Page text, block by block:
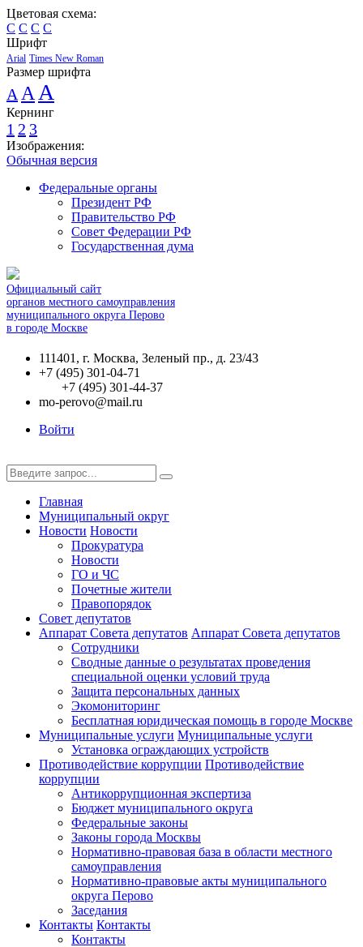
Цветовая схема:
C C C C
Шрифт
Arial Times New Roman
Размер шрифта
A A A
Кернинг
1 2 3
Изображения:
Обычная версия
Федеральные органы
Президент РФ
Правительство РФ
Совет Федерации РФ
Государственная дума
Официальный сайт
органов местного самоуправления
муниципального округа Перово
в городе Москве
111401, г. Москва, Зеленый пр., д. 23/43
+7 (495) 301-04-71
+7 (495) 301-44-37
mo-perovo@mail.ru
Войти
Главная
Муниципальный округ
Новости Новости
Прокуратура
Новости
ГО и ЧС
Почетные жители
Правопорядок
Совет депутатов
Аппарат Совета депутатов Аппарат Совета депутатов
Сотрудники
Сводные данные о результатах проведения
специальной оценки условий труда
Защита персональных данных
Экомониторинг
Бесплатная юридическая помощь в городе Москве
Муниципальные услуги Муниципальные услуги
Установка ограждающих устройств
Противодействие коррупции Противодействие
коррупции
Антикоррупционная экспертиза
Бюджет муниципального округа
Федеральные законы
Законы города Москвы
Нормативно-правовая база в области местного
самоуправления
Нормативно-правовые акты муниципального
округа Перово
Заседания
Контакты Контакты
Контакты